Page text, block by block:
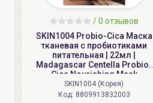
/0 отзывов
SKIN1004 Probio-Cica Маска
тканевая с пробиотиками
питательная | 22мл |
Madagascar Centella Probio-
Cica Nourishing Mask
SKIN1004 (Корея)
Код: 8809913832003